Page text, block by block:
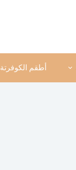
أطقم الكوفرتة